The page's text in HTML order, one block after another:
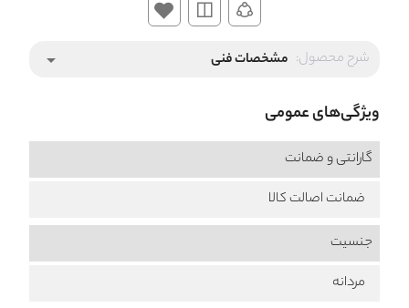
شرح محصول: مشخصات فنی arrow_drop_down
ویژگی‌های عمومی
گارانتی و ضمانت
ضمانت اصالت کالا
جنسیت
مردانه